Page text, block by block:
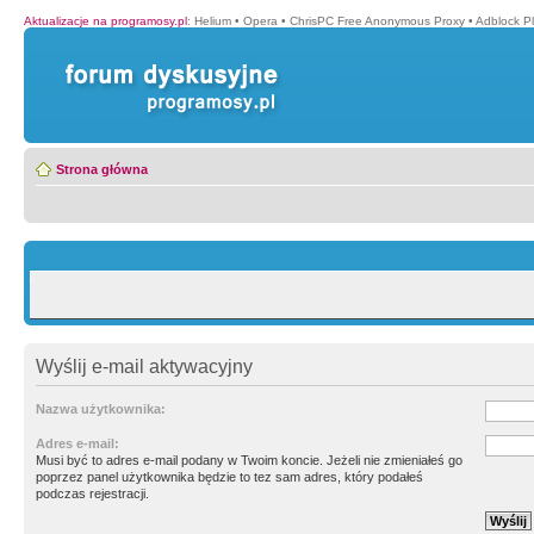
Aktualizacje na programosy.pl: Helium • Opera • ChrisPC Free Anonymous Proxy • Adblock
Strona główna
Wyślij e-mail aktywacyjny
Nazwa użytkownika:
Adres e-mail:
Musi być to adres e-mail podany w Twoim koncie. Jeżeli nie zmieniałeś go
poprzez panel użytkownika będzie to tez sam adres, który podałeś
podczas rejestracji.